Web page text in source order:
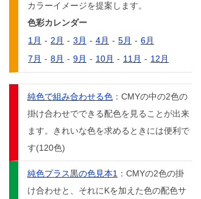
カラーイメージを提案します。
色彩カレンダー
1月 - 2月 - 3月 - 4月 - 5月 - 6月
7月 - 8月 - 9月 - 10月 - 11月 - 12月
純色で組み合わせる色 ：CMYの中の2色の
掛け合わせでできる配色を見ることが出来
ます。きれいな色を求めるときには便利で
す(120色)
純色プラス黒の色見本1 ：CMYの2色の掛
け合わせと、それにKを加えた色の配色サ